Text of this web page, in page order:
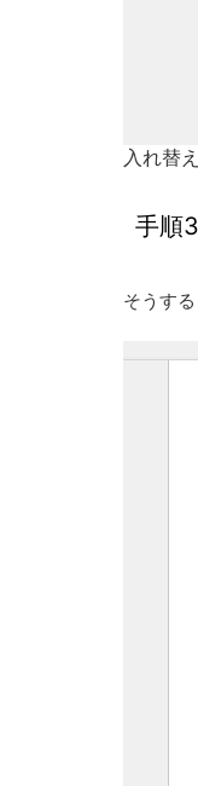
入れ替
手順
そうす